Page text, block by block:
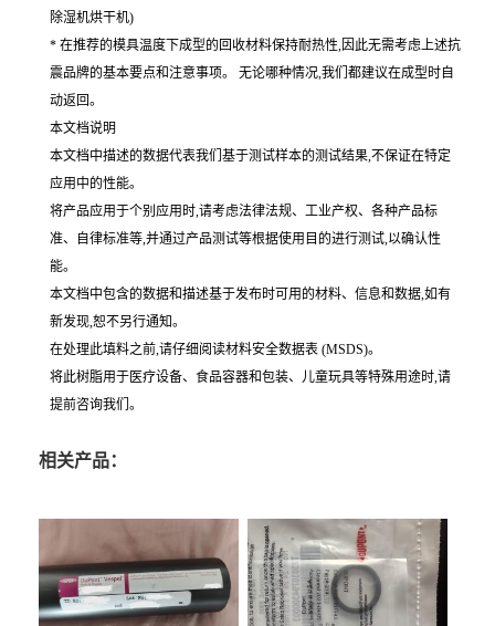
除湿机烘干机)
* 在推荐的模具温度下成型的回收材料保持耐热性,因此无需考虑上述抗
震品牌的基本要点和注意事项。 无论哪种情况,我们都建议在成型时自
动返回。
本文档说明
本文档中描述的数据代表我们基于测试样本的测试结果,不保证在特定
应用中的性能。
将产品应用于个别应用时,请考虑法律法规、工业产权、各种产品标
准、自律标准等,并通过产品测试等根据使用目的进行测试,以确认性
能。
本文档中包含的数据和描述基于发布时可用的材料、信息和数据,如有
新发现,恕不另行通知。
在处理此填料之前,请仔细阅读材料安全数据表 (MSDS)。
将此树脂用于医疗设备、食品容器和包装、儿童玩具等特殊用途时,请
提前咨询我们。
相关产品：